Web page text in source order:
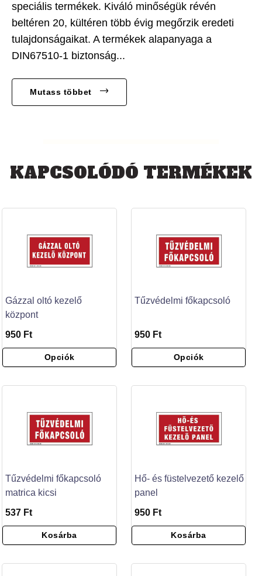
speciális termékek. Kiváló minőségük révén
beltéren 20, kültéren több évig megőrzik eredeti
tulajdonságaikat. A termékek alapanyaga a
DIN67510-1 biztonság...
Mutass többet
KAPCSOLÓDÓ TERMÉKEK
Gázzal oltó kezelő
központ
950 Ft
Opciók
Tűzvédelmi főkapcsoló
950 Ft
Opciók
Tűzvédelmi főkapcsoló
matrica kicsi
537 Ft
Kosárba
Hő- és füstelvezető kezelő
panel
950 Ft
Kosárba